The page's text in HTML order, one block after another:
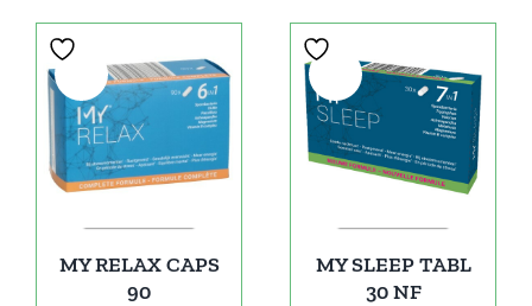
MY RELAX CAPS
90
MY SLEEP TABL
30 NF